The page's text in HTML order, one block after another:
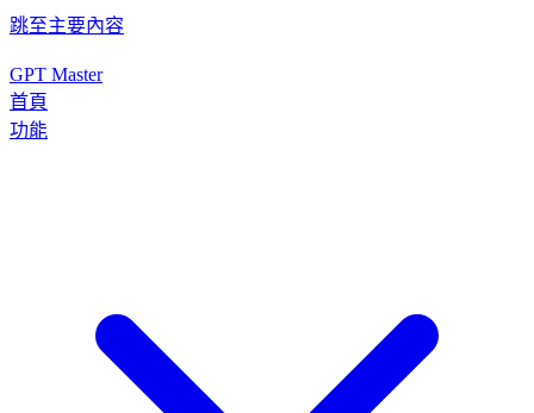
跳至主要內容
GPT Master
首頁
功能